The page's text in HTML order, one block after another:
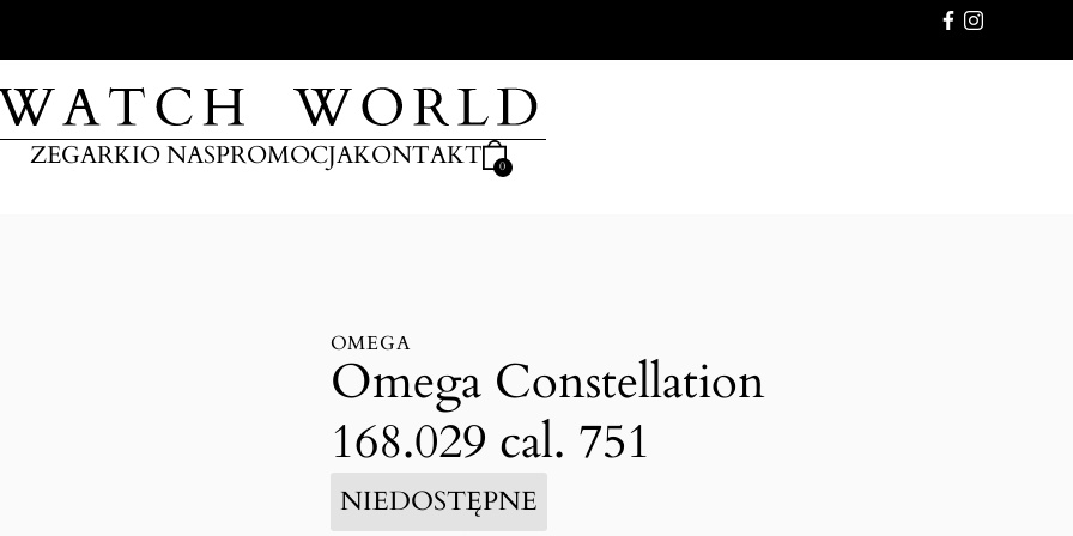
ZEGARKIO NASPROMOCJAKONTAKT 0
OMEGA
Omega Constellation
168.029 cal. 751
NIEDOSTĘPNE